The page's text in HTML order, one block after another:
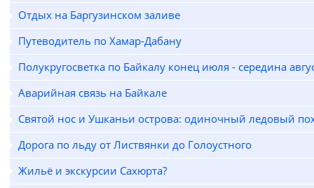
Отдых на Баргузинском заливе
Путеводитель по Хамар-Дабану
Полукругосветка по Байкалу конец июля - середина
Аварийная связь на Байкале
Святой нос и Ушканьи острова: одиночный ледовый
Дорога по льду от Листвянки до Голоустного
Жильё и экскурсии Сахюрта?